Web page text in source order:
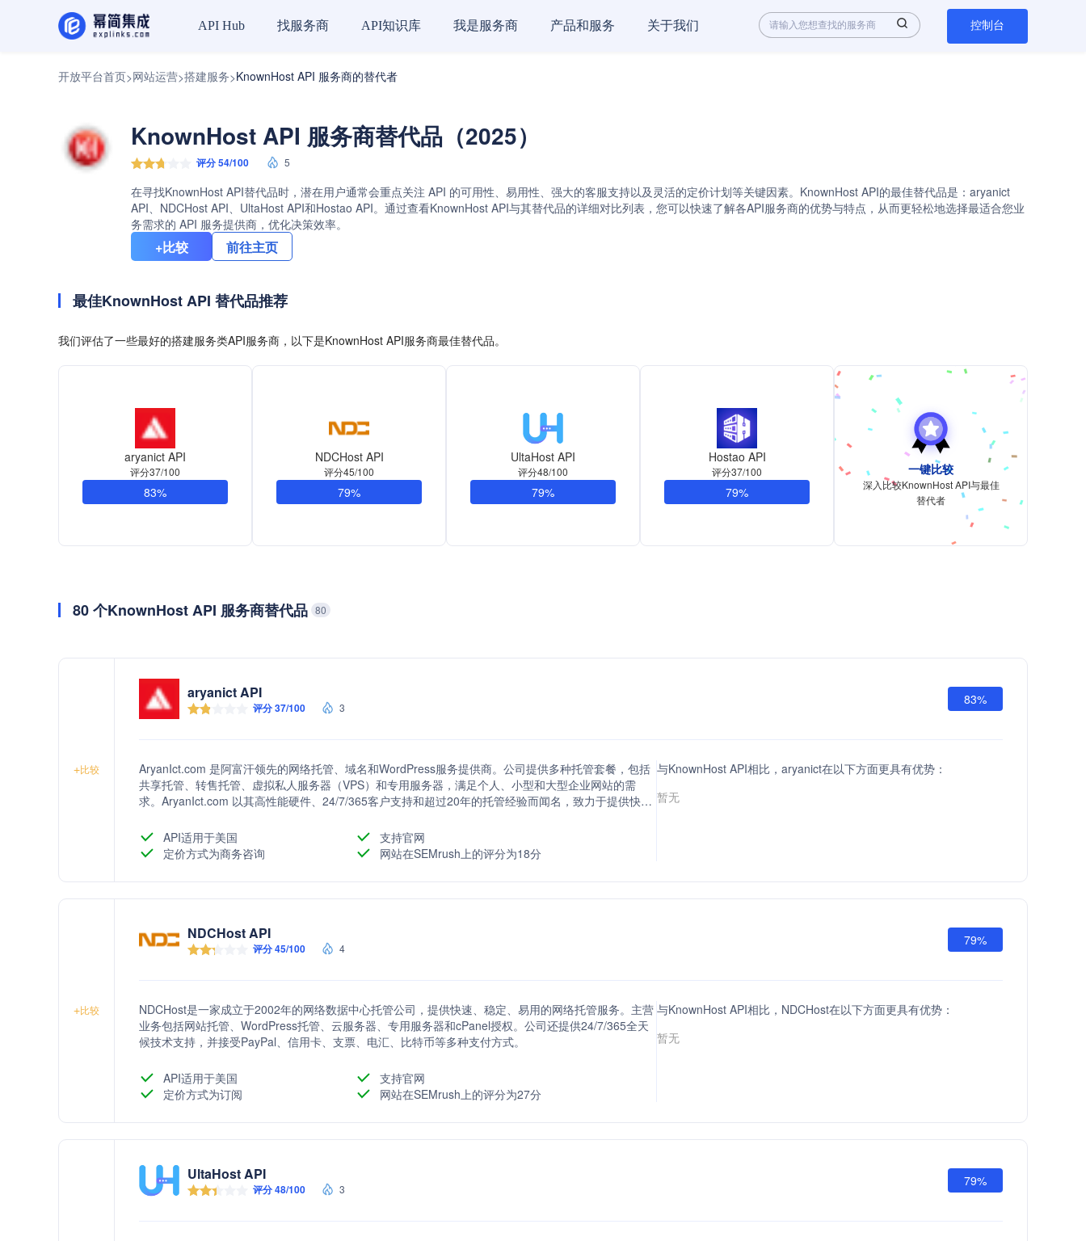
API Hub 找服务商 API知识库 我是服务商 产品和服务 关于我们 控制台
开放平台首页>网站运营>搭建服务>KnownHost API 服务商的替代者
KnownHost API 服务商替代品（2025）
评分 54/100 5
在寻找KnownHost API替代品时，潜在用户通常会重点关注 API 的可用性、易用性、强大的客服支持以及灵活的定价计划等关键因素。KnownHost API的最佳替代品是：aryanict
API、NDCHost API、UltaHost API和Hostao API。通过查看KnownHost API与其替代品的详细对比列表，您可以快速了解各API服务商的优势与特点，从而更轻松地选择最适合您业
务需求的 API 服务提供商，优化决策效率。
+比较 前往主页
最佳KnownHost API 替代品推荐
我们评估了一些最好的搭建服务类API服务商，以下是KnownHost API服务商最佳替代品。
aryanict API
评分37/100
83%
NDCHost API
评分45/100
79%
UltaHost API
评分48/100
79%
Hostao API
评分37/100
79%
一键比较
深入比较KnownHost API与最佳
替代者
80 个KnownHost API 服务商替代品 80
+比较
aryanict API
评分 37/100 3
83%
AryanIct.com 是阿富汗领先的网络托管、域名和WordPress服务提供商。公司提供多种托管套餐，包括
共享托管、转售托管、虚拟私人服务器（VPS）和专用服务器，满足个人、小型和大型企业网站的需
求。AryanIct.com 以其高性能硬件、24/7/365客户支持和超过20年的托管经验而闻名，致力于提供快速
API适用于美国
支持官网
定价方式为商务咨询
网站在SEMrush上的评分为18分
与KnownHost API相比，aryanict在以下方面更具有优势：
暂无
+比较
NDCHost API
评分 45/100 4
79%
NDCHost是一家成立于2002年的网络数据中心托管公司，提供快速、稳定、易用的网络托管服务。主营
业务包括网站托管、WordPress托管、云服务器、专用服务器和cPanel授权。公司还提供24/7/365全天
候技术支持，并接受PayPal、信用卡、支票、电汇、比特币等多种支付方式。
API适用于美国
支持官网
定价方式为订阅
网站在SEMrush上的评分为27分
与KnownHost API相比，NDCHost在以下方面更具有优势：
暂无
UltaHost API
评分 48/100 3
79%